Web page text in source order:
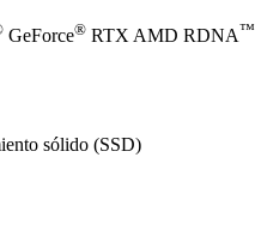
GeForce® RTX AMD RDNA™
sólido (SSD)